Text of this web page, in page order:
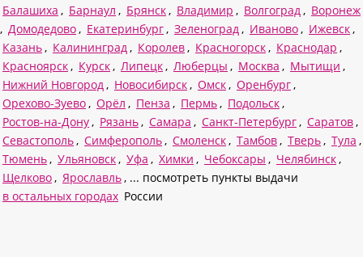
Балашиха , Барнаул , Брянск , Владимир , Волгоград , Воронеж
, Домодедово , Екатеринбург , Зеленоград , Иваново , Ижевск ,
Казань , Калининград , Королев , Красногорск , Краснодар ,
Красноярск , Курск , Липецк , Люберцы , Москва , Мытищи ,
Нижний Новгород , Новосибирск , Омск , Оренбург ,
Орехово-Зуево , Орёл , Пенза , Пермь , Подольск ,
Ростов-на-Дону , Рязань , Самара , Санкт-Петербург , Саратов ,
Севастополь , Симферополь , Смоленск , Тамбов , Тверь , Тула ,
Тюмень , Ульяновск , Уфа , Химки , Чебоксары , Челябинск ,
Щелково , Ярославль , ... посмотреть пункты выдачи
в остальных городах России